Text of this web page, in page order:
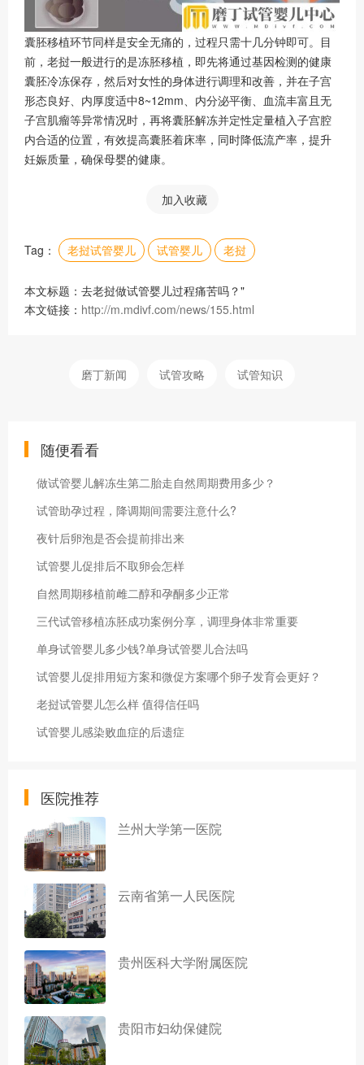
囊胚移植环节同样是安全无痛的，过程只需十几分钟即可。目
前，老挝一般进行的是冻胚移植，即先将通过基因检测的健康
囊胚冷冻保存，然后对女性的身体进行调理和改善，并在子宫
形态良好、内厚度适中8~12mm、内分泌平衡、血流丰富且无
子宫肌瘤等异常情况时，再将囊胚解冻并定性定量植入子宫腔
内合适的位置，有效提高囊胚着床率，同时降低流产率，提升
妊娠质量，确保母婴的健康。
加入收藏
Tag： 老挝试管婴儿 试管婴儿 老挝
本文标题：去老挝做试管婴儿过程痛苦吗？"
本文链接： http://m.mdivf.com/news/155.html
磨丁新闻 试管攻略 试管知识
随便看看
做试管婴儿解冻生第二胎走自然周期费用多少？
试管助孕过程，降调期间需要注意什么?
夜针后卵泡是否会提前排出来
试管婴儿促排后不取卵会怎样
自然周期移植前雌二醇和孕酮多少正常
三代试管移植冻胚成功案例分享，调理身体非常重要
单身试管婴儿多少钱?单身试管婴儿合法吗
试管婴儿促排用短方案和微促方案哪个卵子发育会更好？
老挝试管婴儿怎么样 值得信任吗
试管婴儿感染败血症的后遗症
医院推荐
兰州大学第一医院
云南省第一人民医院
贵州医科大学附属医院
贵阳市妇幼保健院